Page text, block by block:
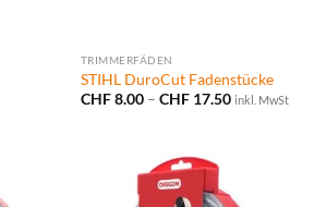
TRIMMERFÄDEN
STIHL DuroCut Fadenstücke
CHF8.00 – CHF17.50 inkl. MwSt